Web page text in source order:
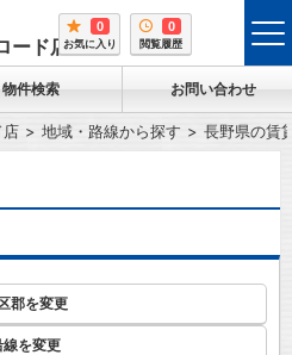
ード店
0
お気に入り
0
閲覧履歴
物件検索 お問い合わせ
店 地域・路線から探す 長野県の賃
郡を変更
線を変更